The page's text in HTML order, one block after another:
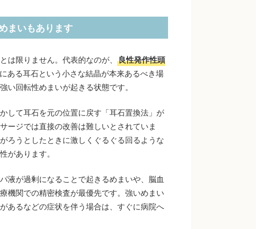
まいもあります
は限りません。代表的なのが、 良性発作性頭
ある耳石という小さな結晶が本来あるべき場
い回転性めまいが起きる状態です。
して耳石を元の位置に戻す「耳石置換法」が
ージでは直接の改善は難しいとされていま
ろうとしたときに激しくぐるぐる回るような
があります。
液が過剰になることで起きるめまいや、脳血
機関での精密検査が最優先です。強いめまい
あるなどの症状を伴う場合は、すぐに病院へ